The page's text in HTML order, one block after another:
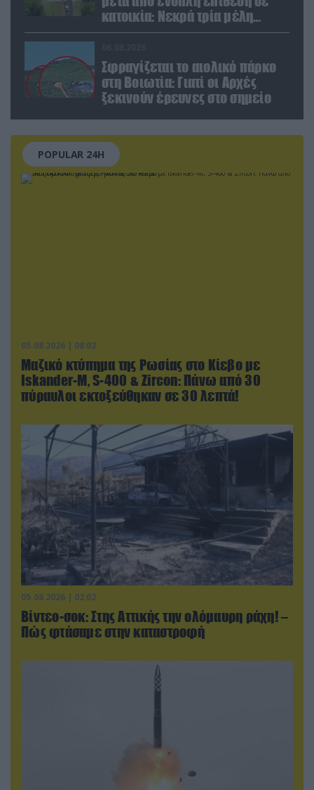
κατοικία: Νεκρά τρία μέλη
οικογένειας – 4 οι τραυματίες
Σφραγίζεται το αιολικό πάρκο
στη Βοιωτία: Γιατί οι Αρχές
ξεκινούν έρευνες στο σημείο
POPULAR 24H
05.08.2026 | 08:02
Μαζικό κτύπημα της Ρωσίας στο Κίεβο με
Iskander-Μ, S-400 & Zircon: Πάνω από 30
πύραυλοι εκτοξεύθηκαν σε 30 λεπτά!
05.08.2026 | 02:02
Βίντεο-σοκ: Στης Αττικής την ολόμαυρη ράχη! –
Πώς φτάσαμε στην καταστροφή